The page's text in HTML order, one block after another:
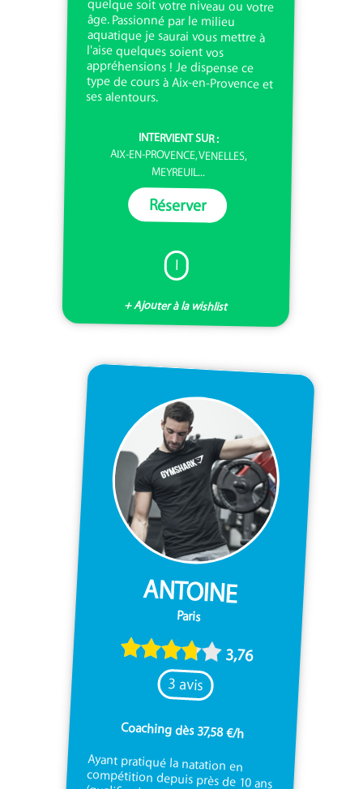
ses alentours.
INTERVIENT SUR :
AIX-EN-PROVENCE, VENELLES,
MEYREUIL...
Réserver
I
+ Ajouter à la wishlist
ANTOINE
Paris
3,76
3 avis
Coaching dès 37,58 €/h
Ayant pratiqué la natation en
compétition depuis près de 10 ans
(qualification championnat de
France universitaire), pratiquant
aujourd'hui le triathlon sur Paris et
disposant du diplôme de Maitre
Nageur Sauveteur. Ma spécialité
est clairement la natation que ce
soit dans l'eau si vous avez accès à
une piscine ou de la préparation
spécifique natation hors de l'eau